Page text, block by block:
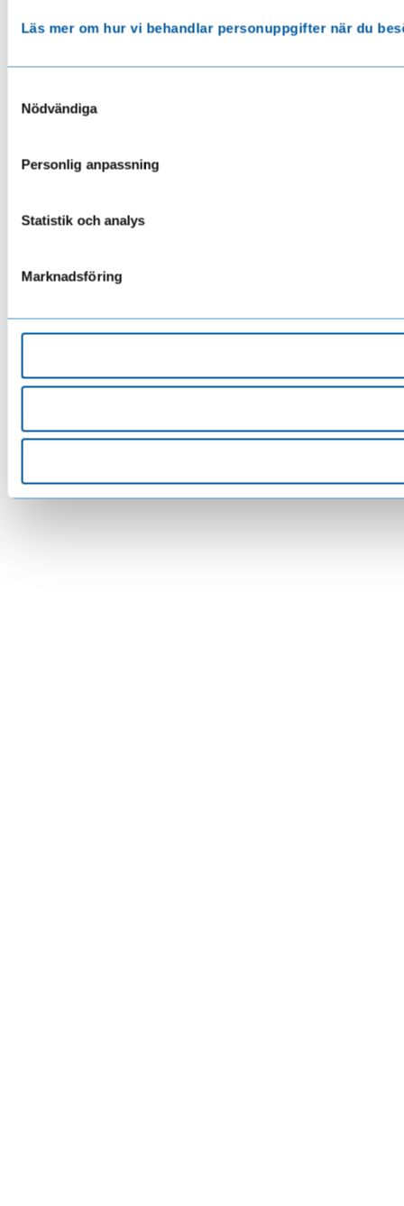
Läs mer om hur vi behandlar personuppgifter när du
Nödvändiga
Personlig anpassning
Statistik och analys
Marknadsföring